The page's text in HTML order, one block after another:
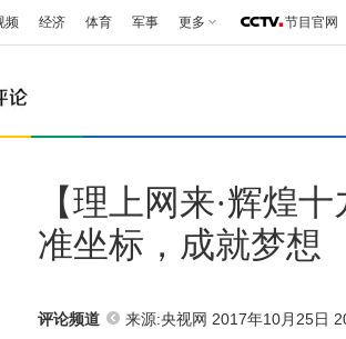
频 经济 体育 军事 更多 节目官网
【理上网来·辉煌
准坐标，成就梦想
评论频道 来源:央视网 2017年10月25日